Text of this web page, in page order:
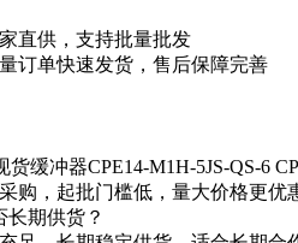
直供，支持批量批发
订单快速发货，售后保障完善
缓冲器CPE14-M1H-5JS-QS-6
购，起批门槛低，量大价格更优
长期供货？